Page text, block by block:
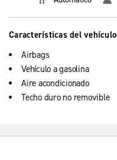
Características del vehículo
Airbags
Vehículo a gasolina
Aire acondicionado
Techo duro no removible